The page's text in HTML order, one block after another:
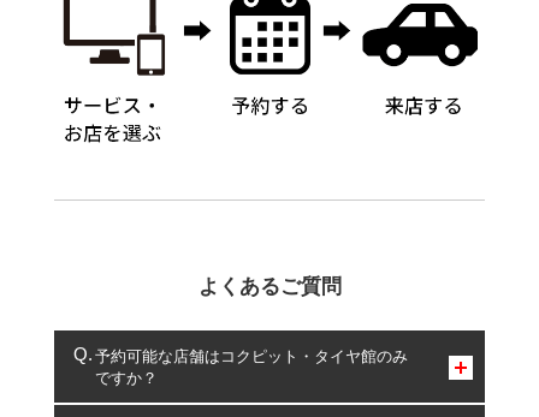
よくあるご質問
予約可能な店舗はコクピット・タイヤ館のみ
ですか？